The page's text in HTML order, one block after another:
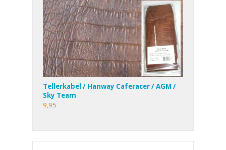
Tellerkabel / Hanway Caferacer / AGM /
Sky Team
9,95